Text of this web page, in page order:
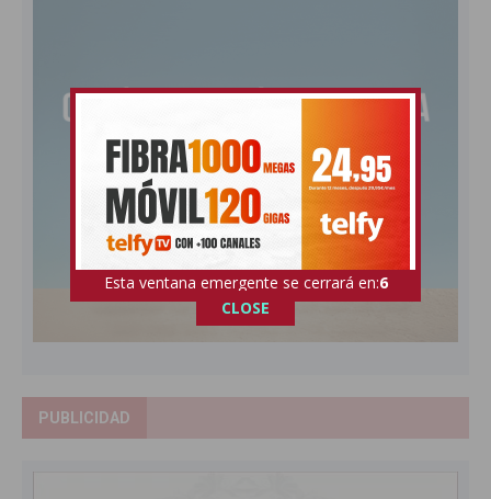
PUBLICIDAD
Esta ventana emergente se cerrará en:5
CLOSE